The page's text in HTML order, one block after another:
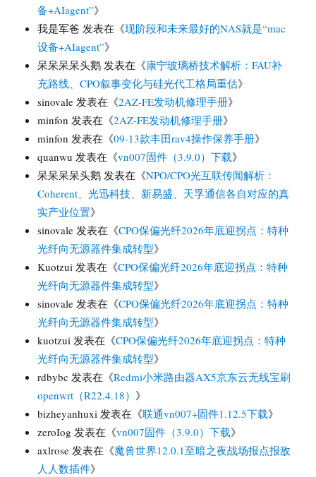
备+AIagent”》
我是军爸 发表在《现阶段和未来最好的NAS就是“mac
设备+AIagent”》
呆呆呆呆头鹅 发表在《康宁玻璃桥技术解析：FAU补
充路线、CPO叙事变化与硅光代工格局重估》
sinovale 发表在《2AZ-FE发动机修理手册》
minfon 发表在《2AZ-FE发动机修理手册》
minfon 发表在《09-13款丰田rav4操作保养手册》
quanwu 发表在《vn007固件（3.9.0）下载》
呆呆呆呆头鹅 发表在《NPO/CPO光互联传闻解析：
Coherent、光迅科技、新易盛、天孚通信各自对应的真
实产业位置》
sinovale 发表在《CPO保偏光纤2026年底迎拐点：特种
光纤向无源器件集成转型》
Kuotzui 发表在《CPO保偏光纤2026年底迎拐点：特种
光纤向无源器件集成转型》
sinovale 发表在《CPO保偏光纤2026年底迎拐点：特种
光纤向无源器件集成转型》
kuotzui 发表在《CPO保偏光纤2026年底迎拐点：特种
光纤向无源器件集成转型》
rdbybc 发表在《Redmi小米路由器AX5京东云无线宝刷
openwrt（R22.4.18） 》
bizheyanhuxi 发表在《联通vn007+固件1.12.5下载》
zeroIog 发表在《vn007固件（3.9.0）下载》
axlrose 发表在《魔兽世界12.0.1至暗之夜战场报点报敌
人人数插件》